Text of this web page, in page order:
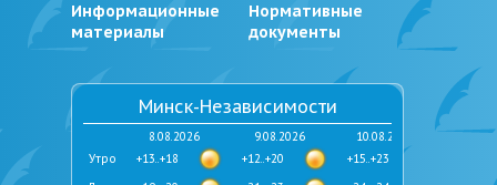
Информационные
материалы
Нормативные
документы
Минск-Независимости
8.08.2026
+13..+18
9.08.2026
+12..+20
10.08.2026
+15..+23
Утро